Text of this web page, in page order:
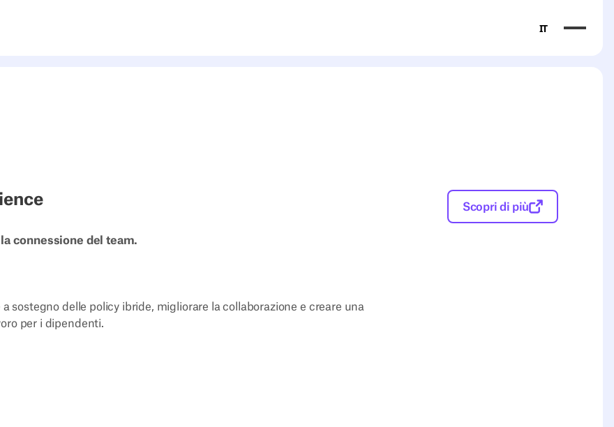
IT
connessione del team.
sostegno delle policy ibride, migliorare la collaborazione e creare una
per i dipendenti.
Scopri di più